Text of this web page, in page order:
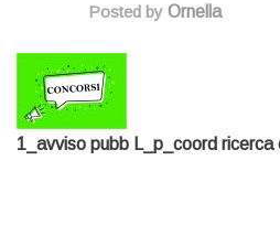
Posted by Ornella
1_avviso pubb L_p_coord ricerca